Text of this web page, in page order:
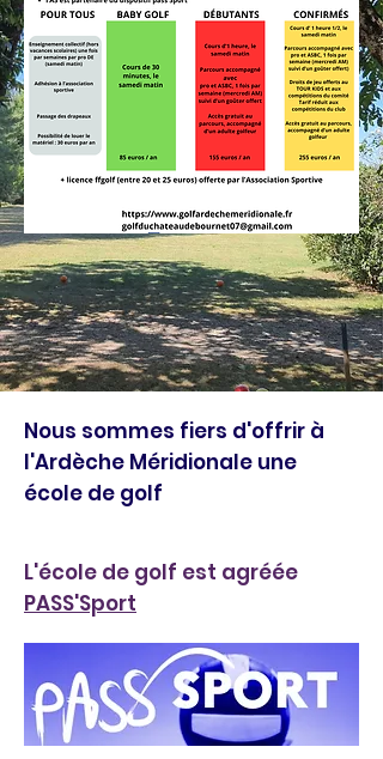
Nous sommes fiers d'offrir à
l'Ardèche Méridionale une
école de golf
L'école de golf est agréée
PASS'Sport